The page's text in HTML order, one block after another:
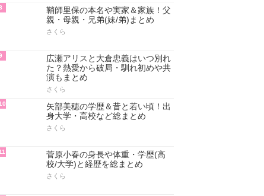
鞘師里保の本名や実家＆家族！父
親・母親・兄弟(妹/弟)まとめ
さくら
広瀬アリスと大倉忠義はいつ別れ
た？熱愛から破局・馴れ初めや共
演もまとめ
さくら
矢部美穂の学歴＆昔と若い頃！出
身大学・高校など総まとめ
さくら
菅原小春の身長や体重・学歴(高
校/大学)と経歴を総まとめ
さくら